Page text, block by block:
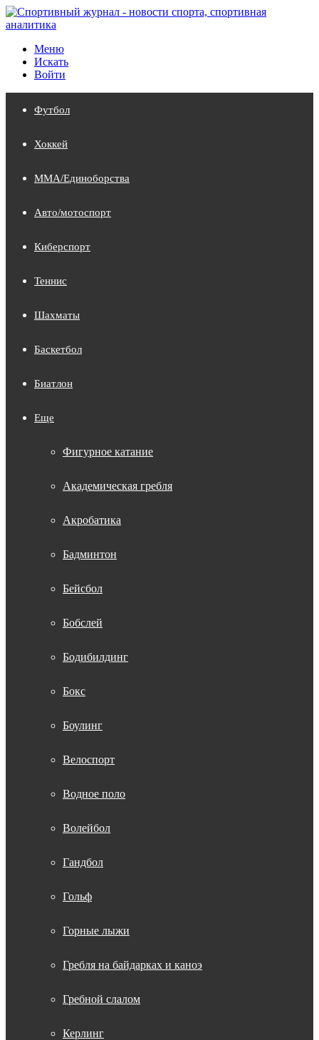
Меню
Искать
Войти
Футбол
Хоккей
MMA/Единоборства
Авто/мотоспорт
Киберспорт
Теннис
Шахматы
Баскетбол
Биатлон
Еще
Фигурное катание
Академическая гребля
Акробатика
Бадминтон
Бейсбол
Бобслей
Бодибилдинг
Бокс
Боулинг
Велоспорт
Водное поло
Волейбол
Гандбол
Гольф
Горные лыжи
Гребля на байдарках и каноэ
Гребной слалом
Керлинг